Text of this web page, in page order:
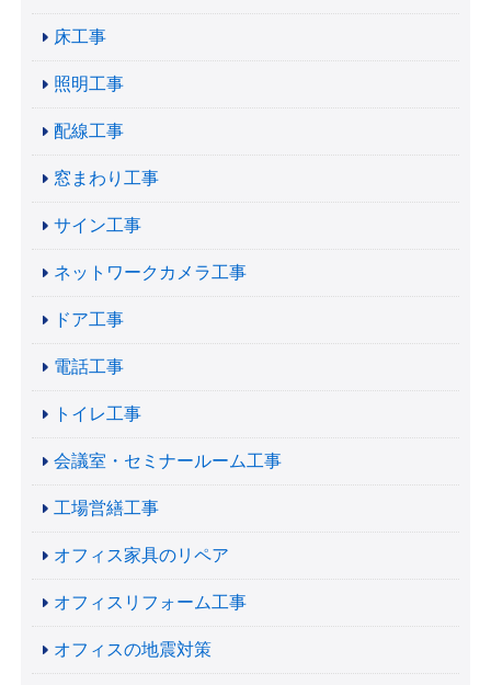
床工事
照明工事
配線工事
窓まわり工事
サイン工事
ネットワークカメラ工事
ドア工事
電話工事
トイレ工事
会議室・セミナールーム工事
工場営繕工事
オフィス家具のリペア
オフィスリフォーム工事
オフィスの地震対策